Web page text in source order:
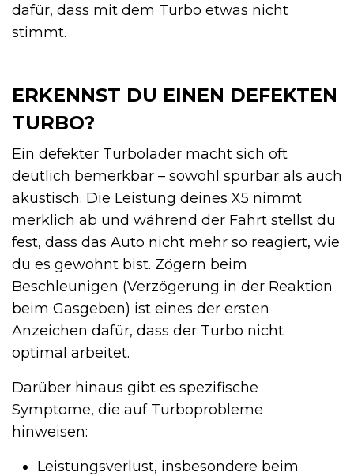
dafür, dass mit dem Turbo etwas nicht
stimmt.
ERKENNST DU EINEN DEFEKTEN
TURBO?
Ein defekter Turbolader macht sich oft
deutlich bemerkbar – sowohl spürbar als auch
akustisch. Die Leistung deines X5 nimmt
merklich ab und während der Fahrt stellst du
fest, dass das Auto nicht mehr so reagiert, wie
du es gewohnt bist. Zögern beim
Beschleunigen (Verzögerung in der Reaktion
beim Gasgeben) ist eines der ersten
Anzeichen dafür, dass der Turbo nicht
optimal arbeitet.
Darüber hinaus gibt es spezifische
Symptome, die auf Turboprobleme
hinweisen:
Leistungsverlust, insbesondere beim